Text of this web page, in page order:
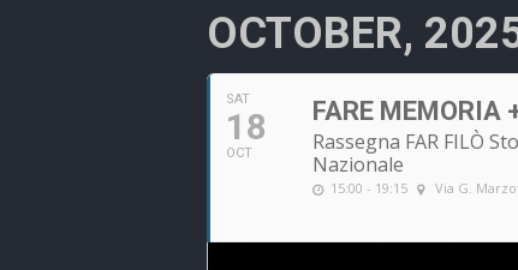
OCTOBER,
SAT
18
OCT
FARE MEMORIA
Rassegna FAR FILÒ
Nazionale
15:00 - 19:15 Via G.